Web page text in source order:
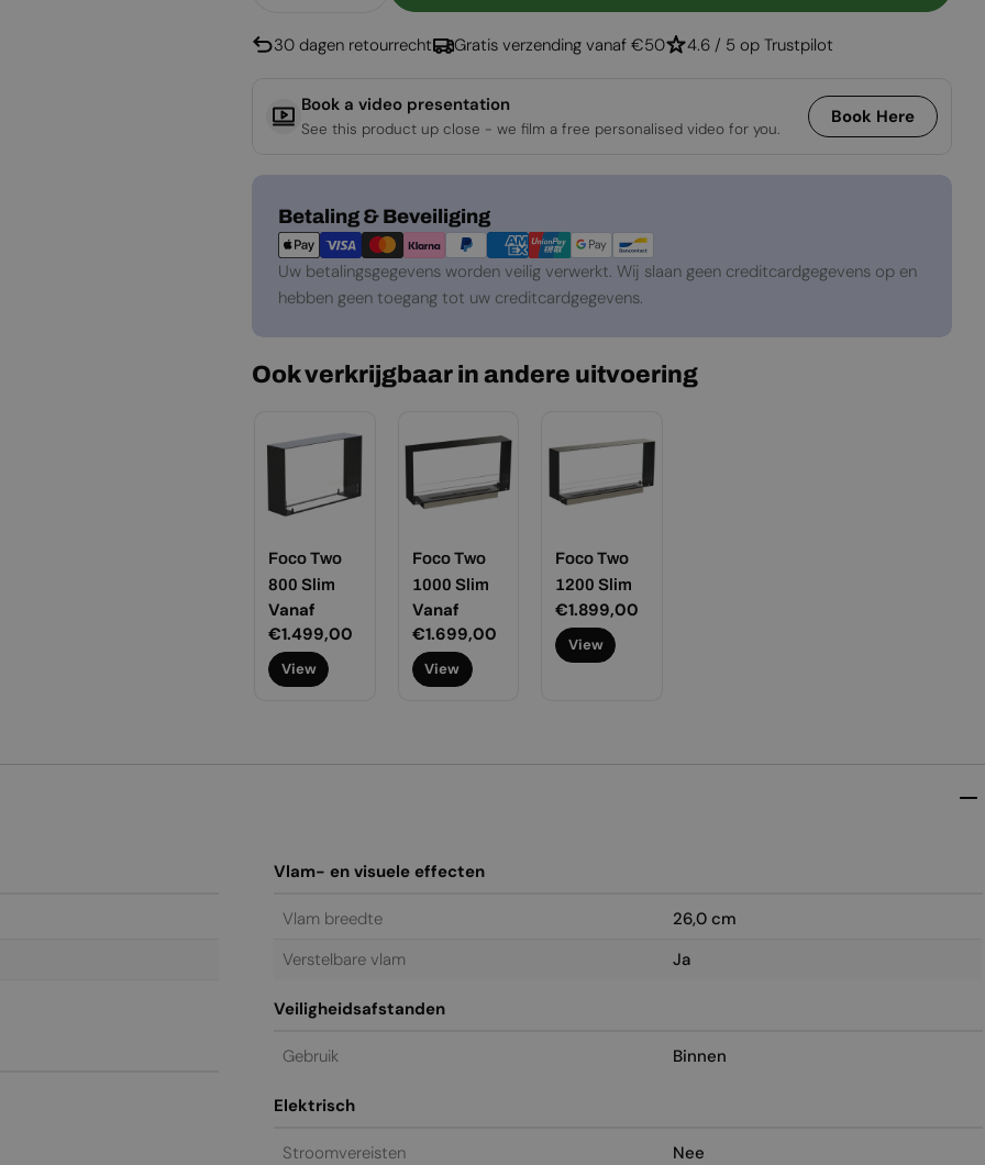
30 dagen retourrecht Gratis verzending vanaf €50 4.6 / 5 op Trustpilot
Book a video presentation
See this product up close - we film a free personalised video for you.
Book Here
Betaling & Beveiliging
Betaalmethoden
Uw betalingsgegevens worden veilig verwerkt. Wij slaan geen creditcardgegevens op en
hebben geen toegang tot uw creditcardgegevens.
Ook verkrijgbaar in andere uitvoering
Foco Two
800 Slim
Normale
prijs
Vanaf
€1.499,00
View
Foco Two
1000 Slim
Normale
prijs
Vanaf
€1.699,00
View
Foco Two
1200 Slim
Normale
prijs
€1.899,00
View
Vlam- en visuele effecten
Vlam breedte
26,0 cm
Verstelbare vlam
Ja
Veiligheidsafstanden
Gebruik Binnen
Elektrisch
Stroomvereisten Nee